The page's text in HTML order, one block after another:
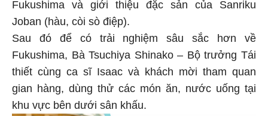
Fukushima và giới thiệu đặc sản của Sanriku
Joban (hàu, còi sò điệp).
Sau đó để có trải nghiệm sâu sắc hơn về
Fukushima, Bà Tsuchiya Shinako – Bộ trưởng Tái
thiết cùng ca sĩ Isaac và khách mời tham quan
gian hàng, dùng thử các món ăn, nước uống tại
khu vực bên dưới sân khấu.